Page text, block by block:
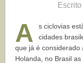
A
s ciclovias
cidades
que já é considerado
Holanda, no Brasil